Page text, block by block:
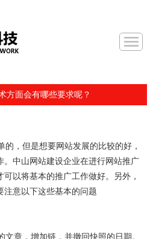
方面会有哪些要求呢？
，但是想要网站发展的比较的好，
。中山网站建设企业在进行网站推广
以将基本的推广工作做好。另外，
注意以下这些基本的问题
章，增加链，并撤回快照的日期。